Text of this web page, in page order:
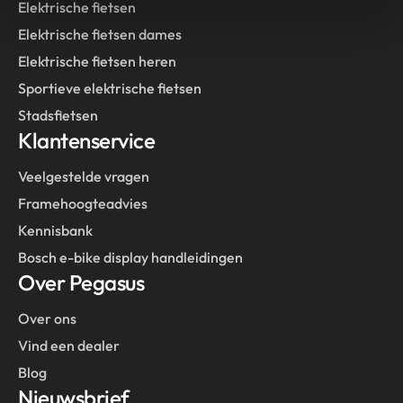
Elektrische fietsen
Elektrische fietsen dames
Elektrische fietsen heren
Sportieve elektrische fietsen
Stadsfietsen
Klantenservice
Veelgestelde vragen
Framehoogteadvies
Kennisbank
Bosch e-bike display handleidingen
Over Pegasus
Over ons
Vind een dealer
Blog
Nieuwsbrief